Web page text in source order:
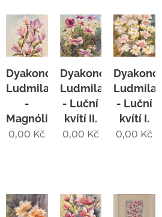
Dyakonchuk
Ludmila
-
Magnólie
0,00 Kč
Dyakonchuk
Ludmila
- Luční
kvítí II.
0,00 Kč
Ludmila
- Luční
kvítí I.
0,00 Kč